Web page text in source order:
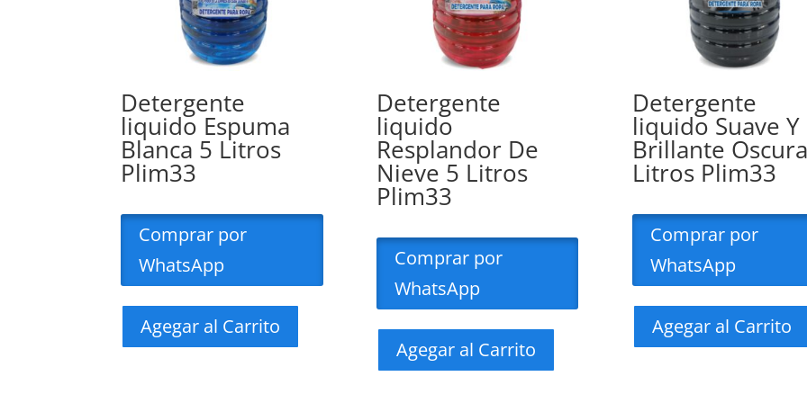
Detergente
liquido Espuma
Blanca 5 Litros
Plim33
Comprar por
WhatsApp
Agegar al Carrito
Detergente
liquido
Resplandor De
Nieve 5 Litros
Plim33
Comprar por
WhatsApp
Agegar al Carrito
Detergente
liquido Suave Y
Brillante
Litros Plim33
Comprar por
WhatsApp
Agegar al Carrito